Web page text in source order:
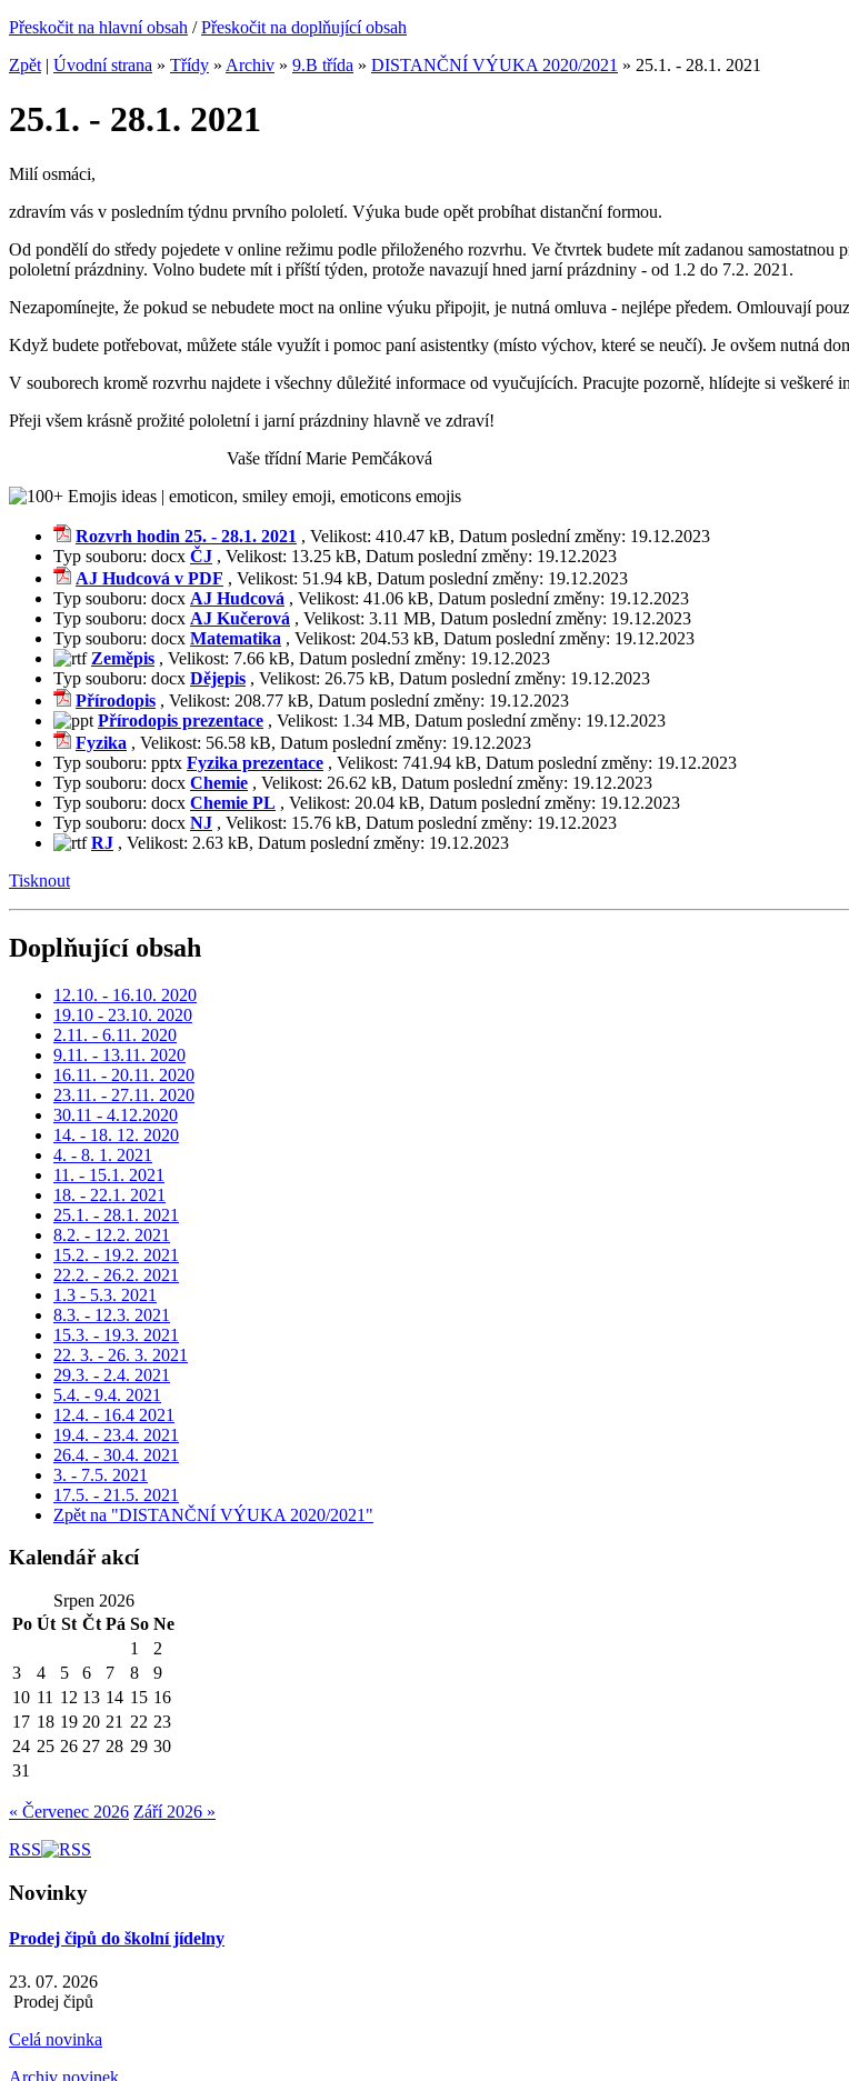
Přeskočit na hlavní obsah /Přeskočit na doplňující obsah
Zpět | Úvodní strana » Třídy » Archiv » 9.B třída » DISTANČNÍ VÝUKA 2020/2021 » 25.1. - 28.1. 2021
25.1. - 28.1. 2021
Milí osmáci,
zdravím vás v posledním týdnu prvního pololetí. Výuka bude opět probíhat distanční formou.
Od pondělí do středy pojedete v online režimu podle přiloženého rozvrhu. Ve čtvrtek budete mít zadanou
pololetní prázdniny. Volno budete mít i příští týden, protože navazují hned jarní prázdniny - od 1.2 do 7.2. 2021.
Nezapomínejte, že pokud se nebudete moct na online výuku připojit, je nutná omluva - nejlépe předem. Omlouvají
Když budete potřebovat, můžete stále využít i pomoc paní asistentky (místo výchov, které se neučí). Je ovšem nutná
V souborech kromě rozvrhu najdete i všechny důležité informace od vyučujících. Pracujte pozorně, hlídejte si veškeré
Přeji všem krásně prožité pololetní i jarní prázdniny hlavně ve zdraví!
Vaše třídní Marie Pemčáková
Rozvrh hodin 25. - 28.1. 2021 , Velikost: 410.47 kB, Datum poslední změny: 19.12.2023
Typ souboru: docx ČJ , Velikost: 13.25 kB, Datum poslední změny: 19.12.2023
AJ Hudcová v PDF , Velikost: 51.94 kB, Datum poslední změny: 19.12.2023
Typ souboru: docx AJ Hudcová , Velikost: 41.06 kB, Datum poslední změny: 19.12.2023
Typ souboru: docx AJ Kučerová , Velikost: 3.11 MB, Datum poslední změny: 19.12.2023
Typ souboru: docx Matematika , Velikost: 204.53 kB, Datum poslední změny: 19.12.2023
Zeměpis , Velikost: 7.66 kB, Datum poslední změny: 19.12.2023
Typ souboru: docx Dějepis , Velikost: 26.75 kB, Datum poslední změny: 19.12.2023
Přírodopis , Velikost: 208.77 kB, Datum poslední změny: 19.12.2023
Přírodopis prezentace , Velikost: 1.34 MB, Datum poslední změny: 19.12.2023
Fyzika , Velikost: 56.58 kB, Datum poslední změny: 19.12.2023
Typ souboru: pptx Fyzika prezentace , Velikost: 741.94 kB, Datum poslední změny: 19.12.2023
Typ souboru: docx Chemie , Velikost: 26.62 kB, Datum poslední změny: 19.12.2023
Typ souboru: docx Chemie PL , Velikost: 20.04 kB, Datum poslední změny: 19.12.2023
Typ souboru: docx NJ , Velikost: 15.76 kB, Datum poslední změny: 19.12.2023
RJ , Velikost: 2.63 kB, Datum poslední změny: 19.12.2023
Tisknout
Doplňující obsah
12.10. - 16.10. 2020
19.10 - 23.10. 2020
2.11. - 6.11. 2020
9.11. - 13.11. 2020
16.11. - 20.11. 2020
23.11. - 27.11. 2020
30.11 - 4.12.2020
14. - 18. 12. 2020
4. - 8. 1. 2021
11. - 15.1. 2021
18. - 22.1. 2021
25.1. - 28.1. 2021
8.2. - 12.2. 2021
15.2. - 19.2. 2021
22.2. - 26.2. 2021
1.3 - 5.3. 2021
8.3. - 12.3. 2021
15.3. - 19.3. 2021
22. 3. - 26. 3. 2021
29.3. - 2.4. 2021
5.4. - 9.4. 2021
12.4. - 16.4 2021
19.4. - 23.4. 2021
26.4. - 30.4. 2021
3. - 7.5. 2021
17.5. - 21.5. 2021
Zpět na "DISTANČNÍ VÝUKA 2020/2021"
Kalendář akcí
Srpen 2026
Po Út St Čt Pá So Ne
1
2
3
4 5 6 7 8
9
10 11 12 13 14 15 16
17 18 19 20 21 22 23
24 25 26 27 28 29 30
31
« Červenec 2026 Září 2026 »
RSS
Novinky
Prodej čipů do školní jídelny
23. 07. 2026
Prodej čipů
Celá novinka